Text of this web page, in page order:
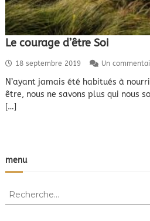
Le courage d’être Soi
18 septembre 2019 Un
N’ayant jamais été habitués à
être, nous ne savons plus qui nous
[…]
menu